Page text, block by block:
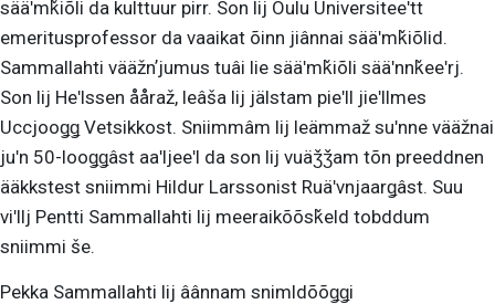
sääʹmǩiõli da kulttuur pirr. Son lij Oulu Universiteeʹtt
emeritusprofessor da vaaikat õinn jiânnai sääʹmǩiõlid.
Sammallahti vääžnʼjumus tuâi lie sääʹmǩiõli sääʹnnǩeeʹrj.
Son lij Heʹlssen ååraž, leâša lij jälstam pieʹll jieʹllmes
Uccjooǥǥ Vetsikkost. Sniimmâm lij leämmaž suʹnne vääžnai
juʹn 50-looǥǥâst aaʹljeeʹl da son lij vuäǯǯam tõn preeddnen
ääkkstest sniimmi Hildur Larssonist Ruäʹvnjaarǥâst. Suu
viʹllj Pentti Sammallahti lij meeraikõõsǩeld tobddum
sniimmi še.
Pekka Sammallahti lij âânnam snimldõõǥǥi